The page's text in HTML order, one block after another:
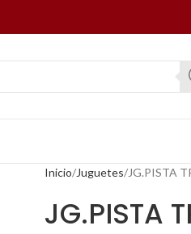
Inicio Juguetes JG.PISTA
JG.PISTA